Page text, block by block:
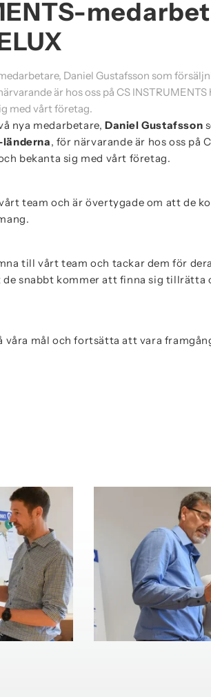
Daniel Gustafsson som
är hos oss på CS
med vårt företag.
nya medarbetare, Daniel Gustafsson
länderna, för närvarande är hos oss på
bekanta sig med vårt företag.
team och är övertygade om att de
till vårt team och tackar dem för
de snabbt kommer att finna sig tillrätta
mål och fortsätta att vara